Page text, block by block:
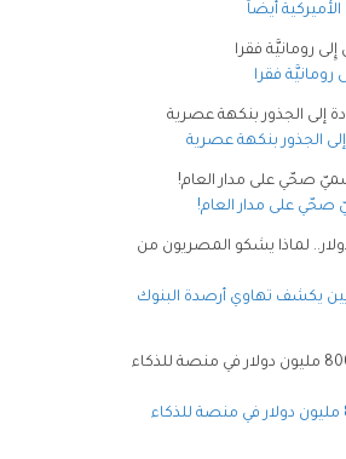
أيضاً
رومانيَّة فقرا
الجذور بنكهة عصرية
صحّي على مدار العام!
يكشف تهاوي أرصدة البنوك
“أريد” القطرية تستثمر 800 مليون دولار في منصة للذكاء